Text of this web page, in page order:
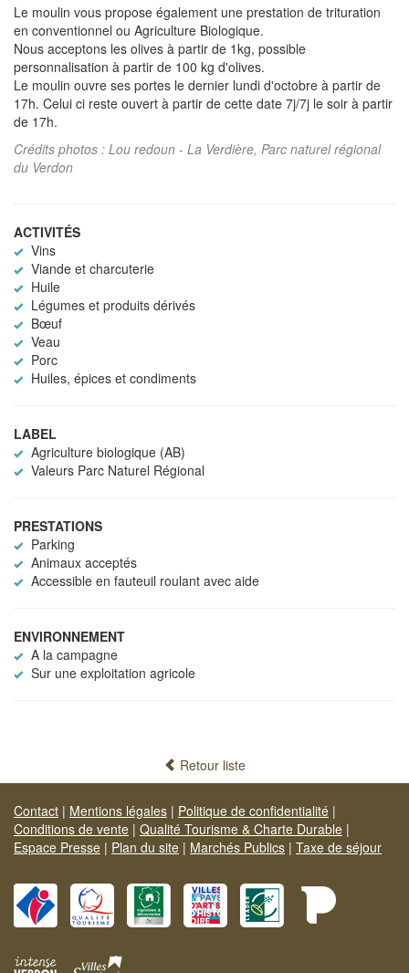
Le moulin vous propose également une prestation de trituration
en conventionnel ou Agriculture Biologique.
Nous acceptons les olives à partir de 1kg, possible
personnalisation à partir de 100 kg d'olives.
Le moulin ouvre ses portes le dernier lundi d'octobre à partir de
17h. Celui ci reste ouvert à partir de cette date 7j/7j le soir à partir
de 17h.
Crédits photos : Lou redoun - La Verdière, Parc naturel régional
du Verdon
ACTIVITÉS
Vins
Viande et charcuterie
Huile
Légumes et produits dérivés
Bœuf
Veau
Porc
Huiles, épices et condiments
LABEL
Agriculture biologique (AB)
Valeurs Parc Naturel Régional
PRESTATIONS
Parking
Animaux acceptés
Accessible en fauteuil roulant avec aide
ENVIRONNEMENT
A la campagne
Sur une exploitation agricole
Retour liste
Contact | Mentions légales | Politique de confidentialité |
Conditions de vente | Qualité Tourisme & Charte Durable |
Espace Presse | Plan du site | Marchés Publics | Taxe de séjour